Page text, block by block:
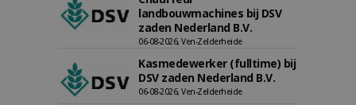
landbouwmachines bij DSV
zaden Nederland B.V.
06-08-2026, Ven-Zelderheide
Kasmedewerker (fulltime) bij
DSV zaden Nederland B.V.
06-08-2026, Ven-Zelderheide